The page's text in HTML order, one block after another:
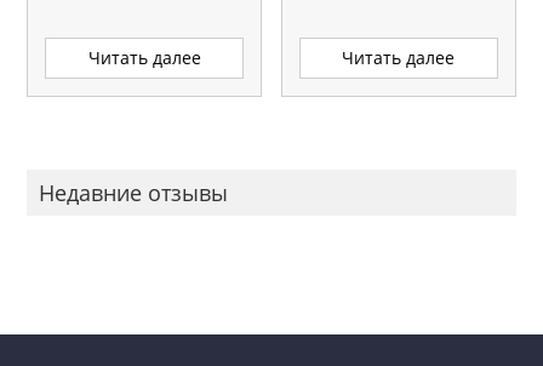
Читать далее Читать далее
Недавние отзывы